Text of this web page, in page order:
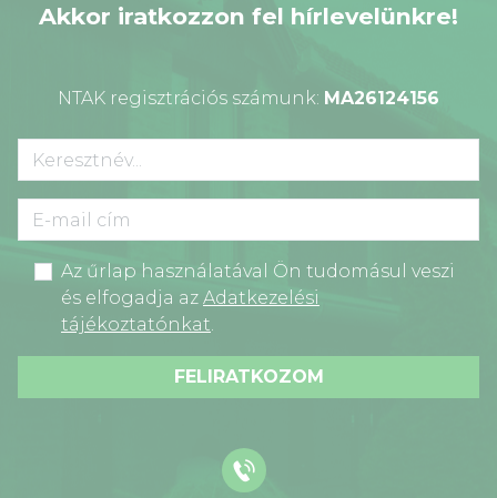
Akkor iratkozzon fel hírlevelünkre!
NTAK regisztrációs számunk: MA26124156
FELIRATKOZOM
Az űrlap használatával Ön tudomásul veszi
és elfogadja az Adatkezelési
tájékoztatónkat.